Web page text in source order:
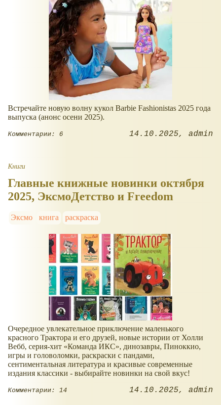
Встречайте новую волну кукол Barbie Fashionistas 2025 года
выпуска (анонс осени 2025).
Комментарии: 6 14.10.2025 admin
Книги
Главные книжные новинки октября
2025, ЭксмоДетство и Freedom
Эксмо книга раскраска
Очередное увлекательное приключение маленького
красного Трактора и его друзей, новые истории от Холли
Вебб, серия-хит
Команда ИКС , динозавры, Пиноккио,
игры и головоломки, раскраски с пандами,
сентиментальная литература и красивые современные
издания классики - выбирайте новинки на свой вкус!
Комментарии: 14 14.10.2025 admin